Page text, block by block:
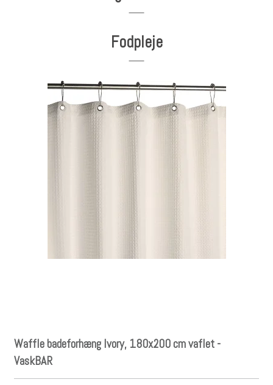
Fodpleje
Waffle badeforhæng Ivory, 180x200 cm vaflet -
VaskBAR